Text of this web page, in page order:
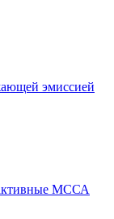
эмиссией
МССА